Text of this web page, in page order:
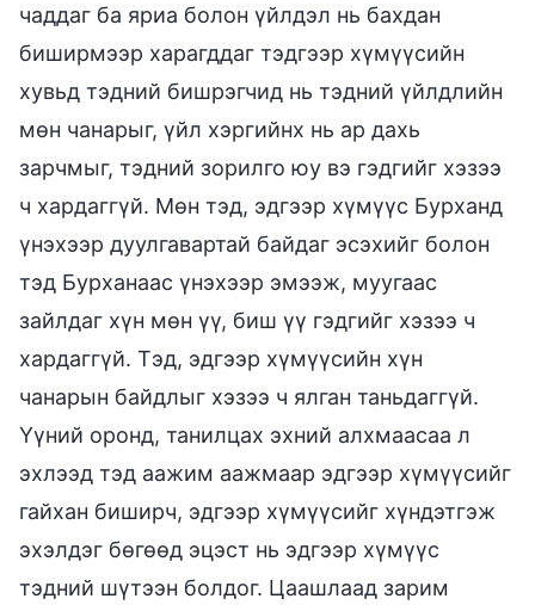
чаддаг ба яриа болон үйлдэл нь бахдан
биширмээр харагддаг тэдгээр хүмүүсийн
хувьд тэдний бишрэгчид нь тэдний үйлдлийн
мөн чанарыг, үйл хэргийнх нь ар дахь
зарчмыг, тэдний зорилго юу вэ гэдгийг хэзээ
ч хардаггүй. Мөн тэд, эдгээр хүмүүс Бурханд
үнэхээр дуулгавартай байдаг эсэхийг болон
тэд Бурханаас үнэхээр эмээж, муугаас
зайлдаг хүн мөн үү, биш үү гэдгийг хэзээ ч
хардаггүй. Тэд, эдгээр хүмүүсийн хүн
чанарын байдлыг хэзээ ч ялган таньдаггүй.
Үүний оронд, танилцах эхний алхмаасаа л
эхлээд тэд аажим аажмаар эдгээр хүмүүсийг
гайхан биширч, эдгээр хүмүүсийг хүндэтгэж
эхэлдэг бөгөөд эцэст нь эдгээр хүмүүс
тэдний шүтээн болдог. Цаашлаад зарим